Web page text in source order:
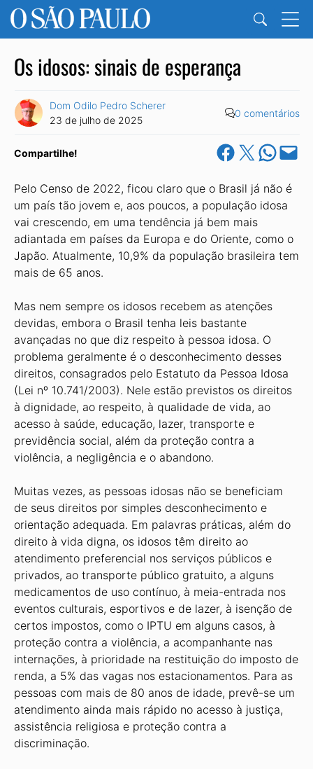
Os idosos: sinais de esperança
Dom Odilo Pedro Scherer
23 de julho de 2025
0 comentários
Compartilhe! Share on Facebook
Share on X Share on
Email this
Pelo Censo de 2022, ficou claro que o Brasil já não é
um país tão jovem e, aos poucos, a população idosa
vai crescendo, em uma tendência já bem mais
adiantada em países da Europa e do Oriente, como o
Japão. Atualmente, 10,9% da população brasileira tem
mais de 65 anos.
Mas nem sempre os idosos recebem as atenções
devidas, embora o Brasil tenha leis bastante
avançadas no que diz respeito à pessoa idosa. O
problema geralmente é o desconhecimento desses
direitos, consagrados pelo Estatuto da Pessoa Idosa
(Lei nº 10.741/2003). Nele estão previstos os direitos
à dignidade, ao respeito, à qualidade de vida, ao
acesso à saúde, educação, lazer, transporte e
previdência social, além da proteção contra a
violência, a negligência e o abandono.
Muitas vezes, as pessoas idosas não se beneficiam
de seus direitos por simples desconhecimento e
orientação adequada. Em palavras práticas, além do
direito à vida digna, os idosos têm direito ao
atendimento preferencial nos serviços públicos e
privados, ao transporte público gratuito, a alguns
medicamentos de uso contínuo, à meia-entrada nos
eventos culturais, esportivos e de lazer, à isenção de
certos impostos, como o IPTU em alguns casos, à
proteção contra a violência, a acompanhante nas
internações, à prioridade na restituição do imposto de
renda, a 5% das vagas nos estacionamentos. Para as
pessoas com mais de 80 anos de idade, prevê-se um
atendimento ainda mais rápido no acesso à justiça,
assistência religiosa e proteção contra a
discriminação.